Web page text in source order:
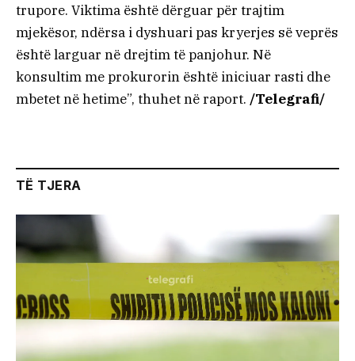
trupore. Viktima është dërguar për trajtim
mjekësor, ndërsa i dyshuari pas kryerjes së veprës
është larguar në drejtim të panjohur. Në
konsultim me prokurorin është iniciuar rasti dhe
mbetet në hetime”, thuhet në raport. /Telegrafi/
TË TJERA